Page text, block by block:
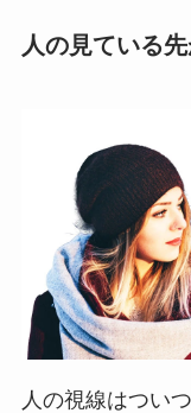
人の見ている
人の視線はつい